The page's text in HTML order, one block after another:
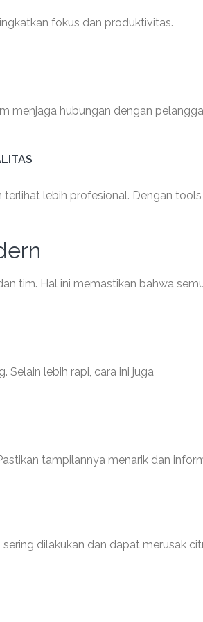
fokus dan produktivitas.
menjaga hubungan dengan
lebih profesional. Dengan tools
tim. Hal ini memastikan bahwa
lebih rapi, cara ini juga
tampilannya menarik dan
dilakukan dan dapat merusak